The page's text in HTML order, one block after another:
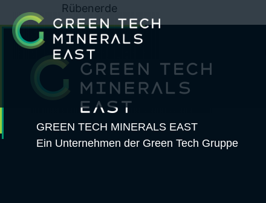
Rübenerde
GREEN TECH MINERALS EAST
Ein Unternehmen der Green Tech Gruppe